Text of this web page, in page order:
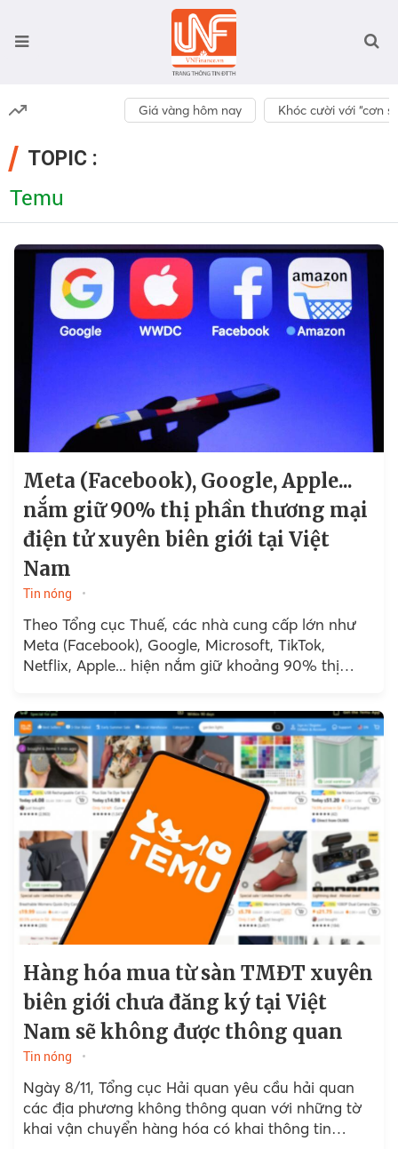
Giá vàng hôm nay Khóc cười với “cơn
TOPIC :
Temu
Meta (Facebook), Google, Apple...
nắm giữ 90% thị phần thương mại
điện tử xuyên biên giới tại Việt
Nam
Tin nóng
Theo Tổng cục Thuế, các nhà cung cấp lớn như
Meta (Facebook), Google, Microsoft, TikTok,
Netflix, Apple... hiện nắm giữ khoảng 90% thị
Hàng hóa mua từ sàn TMĐT xuyên
biên giới chưa đăng ký tại Việt
Nam sẽ không được thông quan
Tin nóng
Ngày 8/11, Tổng cục Hải quan yêu cầu hải quan
các địa phương không thông quan với những tờ
khai vận chuyển hàng hóa có khai thông tin